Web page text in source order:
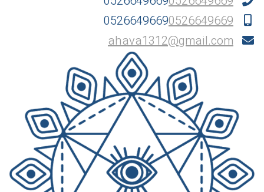
05266496690526649669
ahava1312@gmail.com